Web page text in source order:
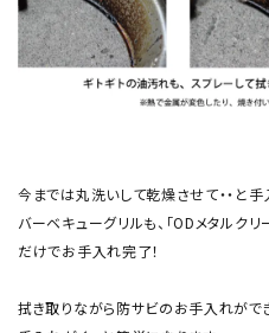
今までは丸洗いして乾燥させて・・と
バーベキューグリルも、「ODメタルク
だけでお手入れ完了！
拭き取りながら防サビのお手入れがで